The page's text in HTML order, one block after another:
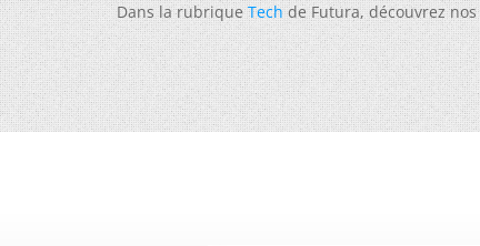
Dans la rubriqueTechde Futura, découvrez nos